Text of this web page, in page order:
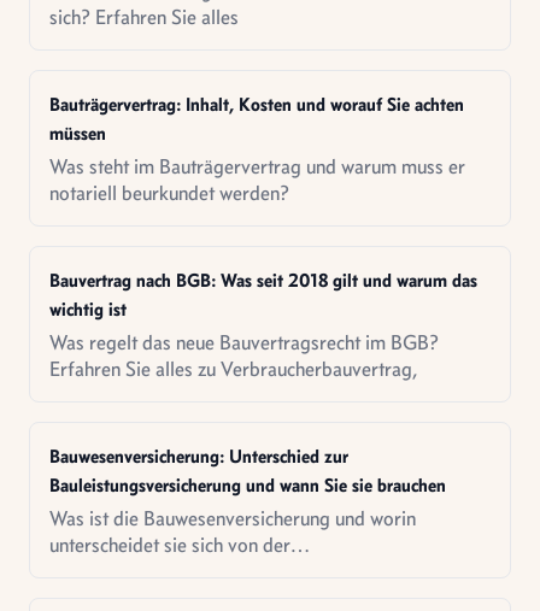
sich? Erfahren Sie alles
Bauträgervertrag: Inhalt, Kosten und worauf Sie achten
müssen
Was steht im Bauträgervertrag und warum muss er
notariell beurkundet werden?
Bauvertrag nach BGB: Was seit 2018 gilt und warum das
wichtig ist
Was regelt das neue Bauvertragsrecht im BGB?
Erfahren Sie alles zu Verbraucherbauvertrag,
Bauwesenversicherung: Unterschied zur
Bauleistungsversicherung und wann Sie sie brauchen
Was ist die Bauwesenversicherung und worin
unterscheidet sie sich von der